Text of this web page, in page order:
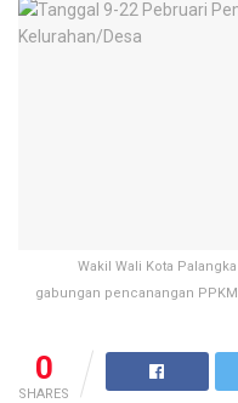
Wakil Wali Kota
gabungan pencanangan
0
SHARES